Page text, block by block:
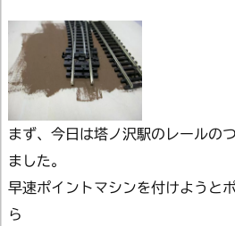
まず、今日は塔ノ沢駅のレールの
ました。
早速ポイントマシンを付けようと
ら